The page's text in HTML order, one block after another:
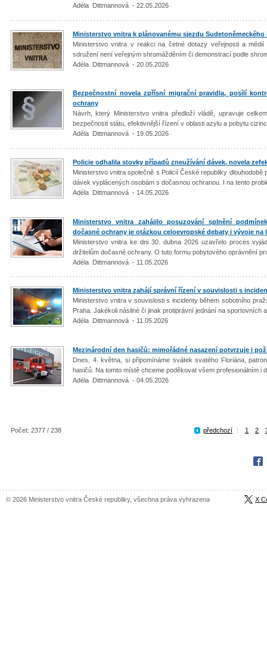
Adéla Dittmannová - 22.05.2026
Ministerstvo vnitra k plánovanému sjezdu
Ministerstvo vnitra v reakci na četné dotazy veřejnosti a médií
sdružení není veřejným shromážděním či demonstrací podle
Adéla Dittmannová - 20.05.2026
Bezpečnostní novela zpřísní migrační pravidla, posílí
ochrany
Návrh, který Ministerstvo vnitra předloží vládě, upravuje
bezpečnosti státu, efektivnější řízení v oblasti azylu a pobytu
Adéla Dittmannová - 19.05.2026
Policie odhalila stovky případů zneužívání dávek, novela
Ministerstvo vnitra společně s Policií České republiky
dávek vyplácených osobám s dočasnou ochranou. I na tento
Adéla Dittmannová - 14.05.2026
Ministerstvo vnitra zahájilo posuzování splnění
dočasné ochrany je otázkou celoevropské debaty i vývoje na
Ministerstvo vnitra ke dni 30. dubna 2026 uzavřelo proces
držitelům dočasné ochrany. O tuto formu pobytového oprávnění
Adéla Dittmannová - 11.05.2026
Ministerstvo vnitra zahájí správní řízení v souvislosti s
Ministerstvo vnitra v souvislosti s incidenty během sobotního
Praha. Jakékoli násilné či jinak protiprávní jednání na sportovních
Adéla Dittmannová - 11.05.2026
Mezinárodní den hasičů: mimořádné nasazení potvrzuje i
Dnes, 4. května, si připomínáme svátek svatého Floriána,
hasičů. Na tomto místě chceme poděkovat všem profesionálním i
Adéla Dittmannová - 04.05.2026
Počet: 2377 / 238 předchozí | 1 2
© 2026 Ministerstvo vnitra České republiky, všechna práva vyhrazena X